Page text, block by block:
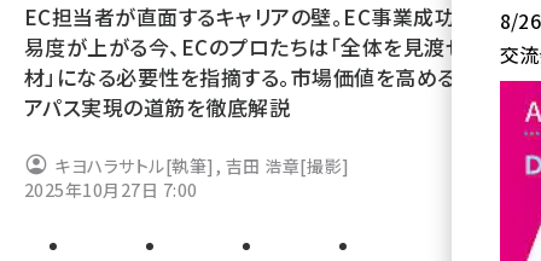
yahoo (1905)
楽天 (1873)
ecbeing (1210)
アスクル (1122)
base (1079)
ビィ・フォアード (776)
EC担当者が直面するキャリアの壁。EC事業成功の難
易度が上がる今、ECのプロたちは「全体を見渡せる人
材」になる必要性を指摘する。市場価値を高めるキャリ
アパス実現の道筋を徹底解説
キヨハラサトル[執筆] , 吉田 浩章[撮影]
2025年10月27日 7:00
8/26
交